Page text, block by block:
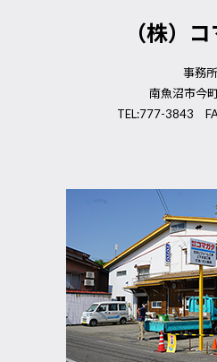
（株）
事務所
南魚沼市今
TEL:777-3843